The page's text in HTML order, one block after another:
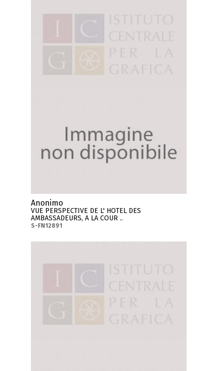
Anonimo
VUE PERSPECTIVE DE L' HOTEL DES
AMBASSADEURS, A LA COUR ..
S-FN12891